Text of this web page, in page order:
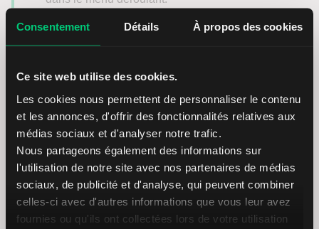
Consentement Détails À propos des cookies
Ce site web utilise des cookies.
Les cookies nous permettent de personnaliser le contenu
et les annonces, d'offrir des fonctionnalités relatives aux
médias sociaux et d'analyser notre trafic.
Nous partageons également des informations sur
l'utilisation de notre site avec nos partenaires de médias
sociaux, de publicité et d'analyse, qui peuvent combiner
celles-ci avec d'autres informations que vous leur avez
fournies ou qu'ils ont collectées lors de votre utilisation
Exercer des options depuis
l’application mobile LYNX
Trading
Pour exercer une position sur options à l’aide de
l’application mobile, accédez à l’ongletPortefeuilleet
sélectionnezOptions . Appuyez ensuite sur la position
longue sur optionsque vous souhaitez exercer et
choisissezExercer l’option.